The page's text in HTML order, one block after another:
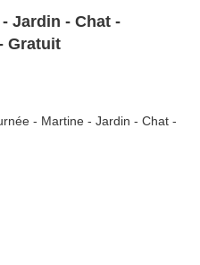
Jardin - Chat -
Gratuit